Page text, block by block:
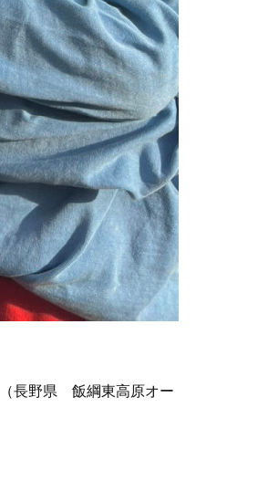
長野県 飯綱東高原オー